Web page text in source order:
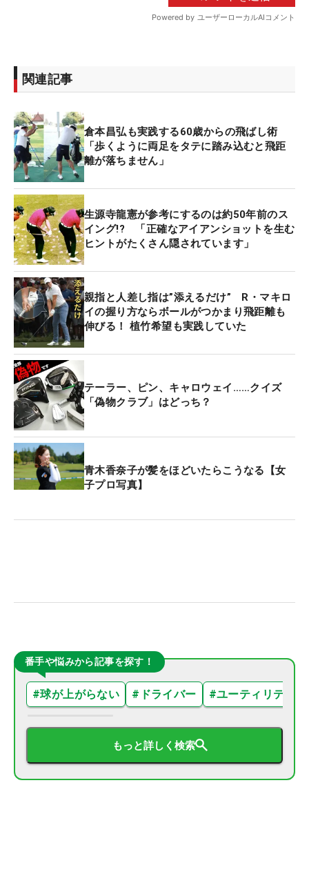
関連記事
倉本昌弘も実践する60歳からの飛ばし術
「歩くように両足をタテに踏み込むと飛距
離が落ちません」
生源寺龍憲が参考にするのは約50年前のス
イング!? 「正確なアイアンショットを生む
ヒントがたくさん隠されています」
親指と人差し指は”添えるだけ” R・マキロ
イの握り方ならボールがつかまり飛距離も
伸びる！ 植竹希望も実践していた
テーラー、ピン、キャロウェイ……クイズ
「偽物クラブ」はどっち？
青木香奈子が髪をほどいたらこうなる【女
子プロ写真】
番手や悩みから記事を探す！
#球が上がらない # ドライバー #ユーティリティ
もっと詳しく検索